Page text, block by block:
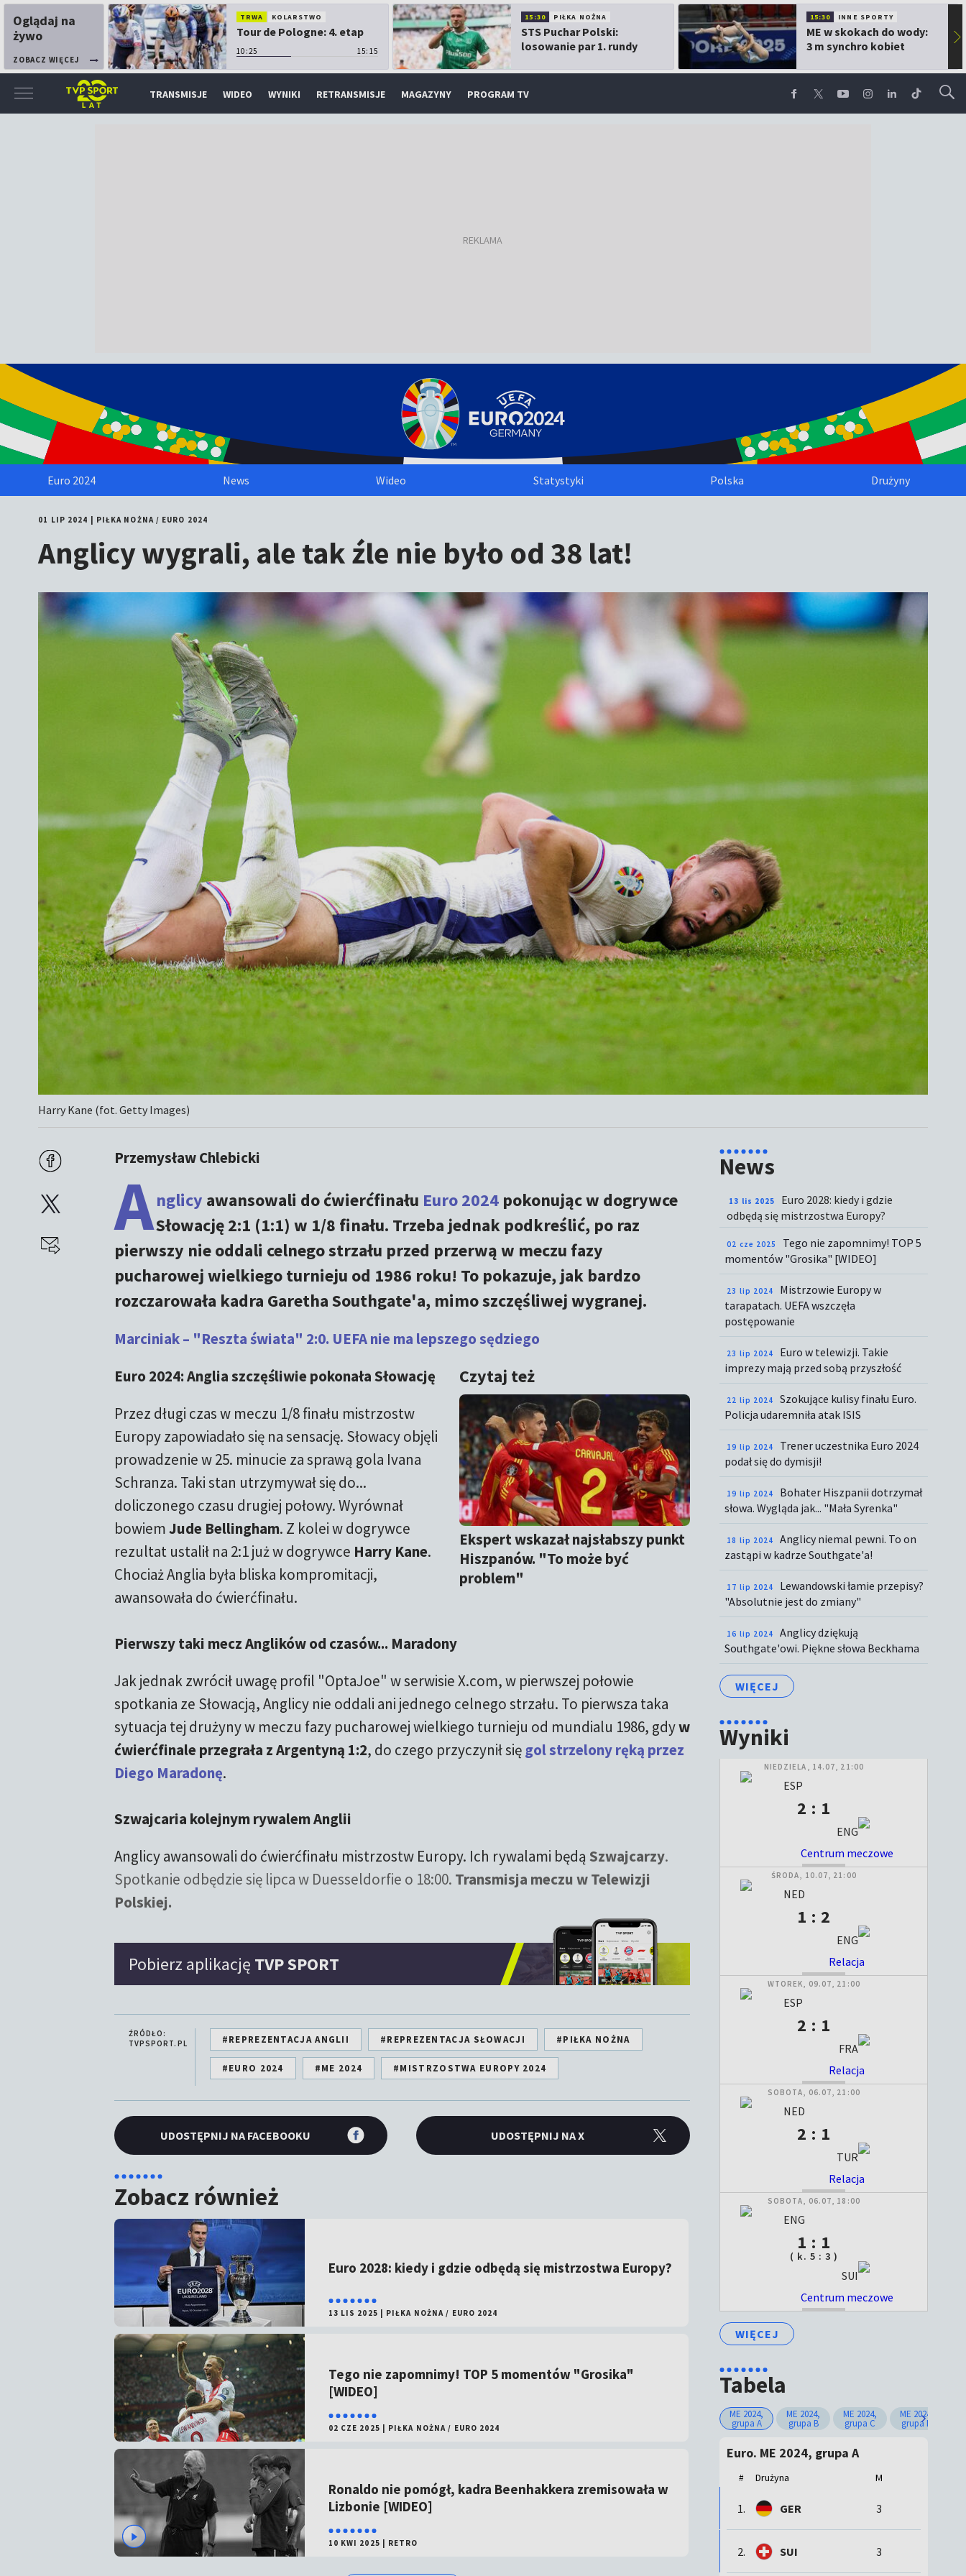
Oglądaj na
żywo
ZOBACZ WIĘCEJ
TRWA KOLARSTWO
Tour de Pologne: 4. etap
10:25 15:15
15:30 PIŁKA NOŻNA
STS Puchar Polski:
losowanie par 1. rundy
15:30 INNE SPORTY
ME w skokach do wody:
3 m synchro kobiet
▶
TRANSMISJE WIDEO WYNIKI RETRANSMISJE MAGAZYNY PROGRAM TV
Euro 2024 News Wideo Statystyki Polska Drużyny
01 LIP 2024 PIŁKA NOŻNA/ EURO 2024
Anglicy wygrali, ale tak źle nie było od 38 lat!
Harry Kane (fot. Getty Images)
Przemysław Chlebicki
Anglicy awansowali do ćwierćfinału Euro 2024pokonując w dogrywce
Słowację 2:1 (1:1) w 1/8 finału. Trzeba jednak podkreślić, po raz
pierwszy nie oddali celnego strzału przed przerwą w meczu fazy
pucharowej wielkiego turnieju od 1986 roku! To pokazuje, jak bardzo
rozczarowała kadra Garetha Southgate'a, mimo szczęśliwej wygranej.
Marciniak – "Reszta świata" 2:0. UEFA nie ma lepszego sędziego
Czytaj też
Ekspert wskazał najsłabszy punkt
Hiszpanów. "To może być
problem"
Euro 2024: Anglia szczęśliwie pokonała Słowację
Przez długi czas w meczu 1/8 finału mistrzostw
Europy zapowiadało się na sensację. Słowacy objęli
prowadzenie w 25. minucie za sprawą gola Ivana
Schranza. Taki stan utrzymywał się do...
doliczonego czasu drugiej połowy. Wyrównał
bowiemJude Bellingham. Z kolei w dogrywce
rezultat ustalił na 2:1 już w dogrywce Harry Kane.
Chociaż Anglia była bliska kompromitacji,
awansowała do ćwierćfinału.
Pierwszy taki mecz Anglików od czasów... Maradony
Jak jednak zwrócił uwagę profil "OptaJoe" w serwisie X.com, w pierwszej połowie
spotkania ze Słowacją, Anglicy nie oddali ani jednego celnego strzału. To pierwsza taka
sytuacja tej drużyny w meczu fazy pucharowej wielkiego turnieju od mundialu 1986, gdyw
ćwierćfinale przegrała z Argentyną 1:2, do czego przyczynił się gol strzelony ręką przez
Diego Maradonę.
Szwajcaria kolejnym rywalem Anglii
Anglicy awansowali do ćwierćfinału mistrzostw Europy. Ich rywalami będą Szwajcarzy.
Spotkanie odbędzie się lipca w Duesseldorfie o 18:00. Transmisja meczu w Telewizji
Polskiej.
Pobierz aplikację TVP SPORT
ŹRÓDŁO:
TVPSPORT.PL
#REPREZENTACJA ANGLII #REPREZENTACJA SŁOWACJI #PIŁKA NOŻNA
#EURO 2024 #ME 2024 #MISTRZOSTWA EUROPY 2024
UDOSTĘPNIJ NA FACEBOOKU UDOSTĘPNIJ NA X
Zobacz również
Euro 2028: kiedy i gdzie odbędą się mistrzostwa Europy?
13 LIS 2025 PIŁKA NOŻNA / EURO 2024
Tego nie zapomnimy! TOP 5 momentów "Grosika"
[WIDEO]
02 CZE 2025 PIŁKA NOŻNA / EURO 2024
Ronaldo nie pomógł, kadra Beenhakkera zremisowała w
Lizbonie [WIDEO]
10 KWI 2025 RETRO
News
13 lis 2025
Euro 2028: kiedy i gdzie
odbędą się mistrzostwa Europy?
02 cze 2025
Tego nie zapomnimy! TOP 5
momentów "Grosika" [WIDEO]
23 lip 2024
Mistrzowie Europy w
tarapatach. UEFA wszczęła
postępowanie
23 lip 2024
Euro w telewizji. Takie
imprezy mają przed sobą przyszłość
22 lip 2024
Szokujące kulisy finału Euro.
Policja udaremniła atak ISIS
19 lip 2024
Trener uczestnika Euro 2024
podał się do dymisji!
19 lip 2024
Bohater Hiszpanii dotrzymał
słowa. Wygląda jak... "Mała Syrenka"
18 lip 2024
Anglicy niemal pewni. To on
zastąpi w kadrze Southgate'a!
17 lip 2024
Lewandowski łamie przepisy?
"Absolutnie jest do zmiany"
16 lip 2024
Anglicy dziękują
Southgate'owi. Piękne słowa Beckhama
WIĘCEJ
Wyniki
NIEDZIELA, 14.07, 21:00
ESP
2 : 1
ENG
Centrum meczowe
ŚRODA, 10.07, 21:00
NED
1 : 2
ENG
Relacja
WTOREK, 09.07, 21:00
ESP
2 : 1
FRA
Relacja
SOBOTA, 06.07, 21:00
NED
2 : 1
TUR
Relacja
SOBOTA, 06.07, 18:00
ENG
1 : 1
( k. 5 : 3 )
SUI
Centrum meczowe
WIĘCEJ
Tabela
ME 2024,
grupa A
ME 2024,
grupa B
ME 2024,
grupa C
ME 2024,
grupa D
Euro. ME 2024, grupa A
# Drużyna M
1. GER 3
2. SUI 3